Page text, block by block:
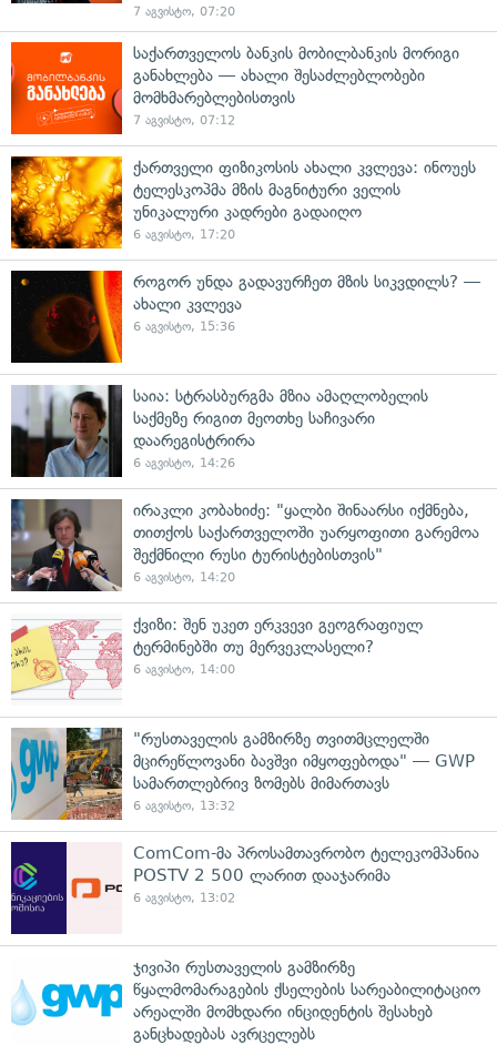
7 აგვისტო, 07:20
საქართველოს ბანკის მობილბანკის მორიგი
განახლება — ახალი შესაძლებლობები
მომხმარებლებისთვის
7 აგვისტო, 07:12
ქართველი ფიზიკოსის ახალი კვლევა: ინოუეს
ტელესკოპმა მზის მაგნიტური ველის
უნიკალური კადრები გადაიღო
6 აგვისტო, 17:20
როგორ უნდა გადავურჩეთ მზის სიკვდილს? —
ახალი კვლევა
6 აგვისტო, 15:36
საია: სტრასბურგმა მზია ამაღლობელის
საქმეზე რიგით მეოთხე საჩივარი
დაარეგისტრირა
6 აგვისტო, 14:26
ირაკლი კობახიძე: "ყალბი შინაარსი იქმნება,
თითქოს საქართველოში უარყოფითი გარემოა
შექმნილი რუსი ტურისტებისთვის"
6 აგვისტო, 14:20
ქვიზი: შენ უკეთ ერკვევი გეოგრაფიულ
ტერმინებში თუ მერვეკლასელი?
6 აგვისტო, 14:00
"რუსთაველის გამზირზე თვითმცლელში
მცირეწლოვანი ბავშვი იმყოფებოდა" — GWP
სამართლებრივ ზომებს მიმართავს
6 აგვისტო, 13:32
ComCom-მა პროსამთავრობო ტელეკომპანია
POSTV 2 500 ლარით დააჯარიმა
6 აგვისტო, 13:02
ჯივიპი რუსთაველის გამზირზე
წყალმომარაგების ქსელების სარეაბილიტაციო
არეალში მომხდარი ინციდენტის შესახებ
განცხადებას ავრცელებს